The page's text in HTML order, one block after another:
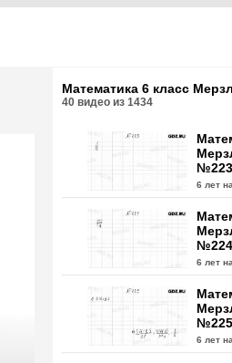
Математика 6 класс
40 видео из 1434
№223
6 лет
№224
6 лет
№225
6 лет